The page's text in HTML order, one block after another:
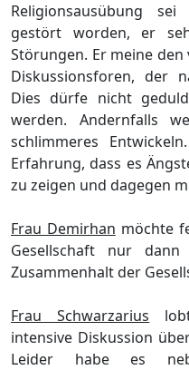
Religionsausübung sei
gestört worden, er
Störungen. Er meine
Diskussionsforen, der
Dies dürfe nicht
werden. Andernfalls
schlimmeres
Erfahrung, dass es Ä
zu zeigen und dagegen
Frau Demirhan möchte
Gesellschaft nur
Zusammenhalt der
Frau Schwarzarius
intensive Diskussion ü
Leider habe es